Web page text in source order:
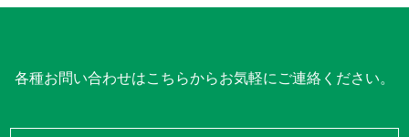
各種お問い合わせはこちらからお気軽にご連絡ください。